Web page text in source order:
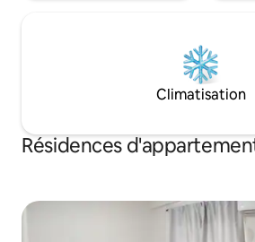
Climatisation
Résidences